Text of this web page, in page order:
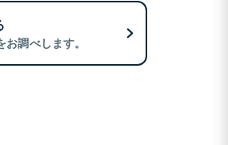
調べします。